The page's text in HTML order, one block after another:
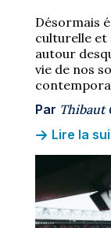
Désormais
culturelle et
autour
vie de nos
Par Thibaut
Lire la